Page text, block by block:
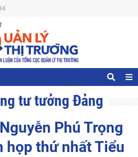
tư tưởng Đảng
Phú Trọng
họp thứ nhất Tiểu